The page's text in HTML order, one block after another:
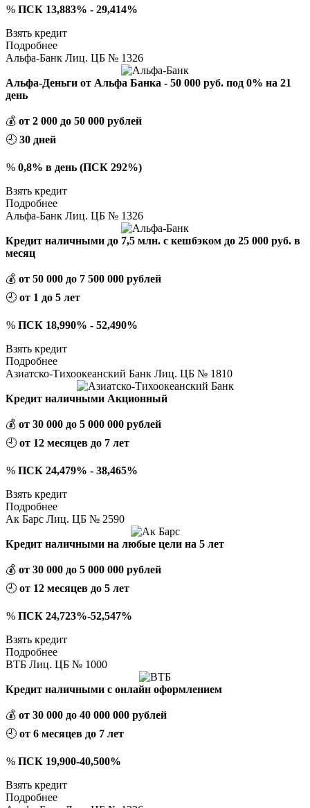
% ПСК 13,883% - 29,414%
Взять кредит
Подробнее
Альфа-Банк Лиц. ЦБ № 1326
Альфа-Деньги от Альфа Банка - 50 000 руб. под 0% на 21
день
💰 от 2 000 до 50 000 рублей
🕘 30 дней
% 0,8% в день (ПСК 292%)
Взять кредит
Подробнее
Альфа-Банк Лиц. ЦБ № 1326
Кредит наличными до 7,5 млн. с кешбэком до 25 000 руб. в
месяц
💰 от 50 000 до 7 500 000 рублей
🕘 от 1 до 5 лет
% ПСК 18,990% - 52,490%
Взять кредит
Подробнее
Азиатско-Тихоокеанский Банк Лиц. ЦБ № 1810
Кредит наличными Акционный
💰 от 30 000 до 5 000 000 рублей
🕘 от 12 месяцев до 7 лет
% ПСК 24,479% - 38,465%
Взять кредит
Подробнее
Ак Барс Лиц. ЦБ № 2590
Кредит наличными на любые цели на 5 лет
💰 от 30 000 до 5 000 000 рублей
🕘 от 12 месяцев до 5 лет
% ПСК 24,723%-52,547%
Взять кредит
Подробнее
ВТБ Лиц. ЦБ № 1000
Кредит наличными с онлайн оформлением
💰 от 30 000 до 40 000 000 рублей
🕘 от 6 месяцев до 7 лет
% ПСК 19,900-40,500%
Взять кредит
Подробнее